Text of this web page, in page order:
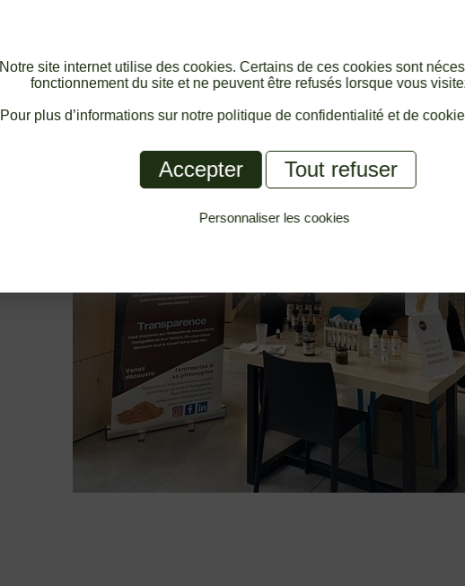
Notre site internet utilise des cookies. Certains de ces cookies sont
fonctionnement du site et ne peuvent être refusés lorsque vous
Pour plus d’informations sur notre politique de confidentialité et de
Accepter Tout refuser
Personnaliser les cookies